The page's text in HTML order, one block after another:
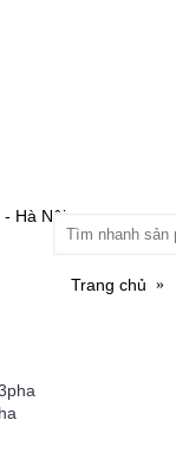
Hà Nội
Trang chủ